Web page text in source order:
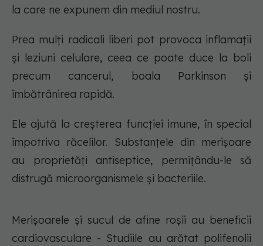
la care ne expunem din mediul nostru.
Prea mulți radicali liberi pot provoca inflamații
și leziuni celulare, ceea ce poate duce la boli
precum cancerul, boala Parkinson și
îmbătrânirea rapidă.
Ele ajută la creșterea funcției imune, în special
împotriva răcelilor. Substanțele din merișoare
au proprietăți antiseptice, permițându-le să
distrugă microorganismele și bacteriile.
Merișoarele și sucul de afine roșii au beneficii
cardiovasculare - Studiile au arătat polifenolii